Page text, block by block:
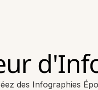
des Infographies